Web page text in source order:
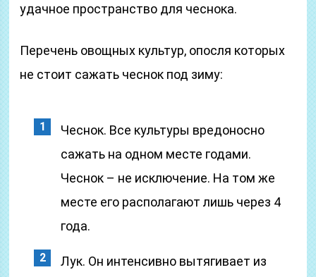
удачное пространство для чеснока.
Перечень овощных культур, опосля которых
не стоит сажать чеснок под зиму:
Чеснок. Все культуры вредоносно
сажать на одном месте годами.
Чеснок – не исключение. На том же
месте его располагают лишь через 4
года.
Лук. Он интенсивно вытягивает из